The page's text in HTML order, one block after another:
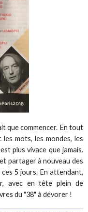
que commencer. En tout
mots, les mondes, les
plus vivace que jamais.
partager à nouveau des
5 jours. En attendant,
avec en tête plein de
du "38" à dévorer !